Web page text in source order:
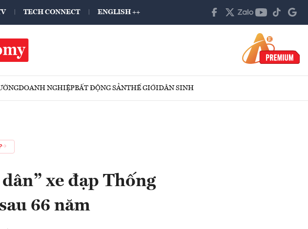
TECH CONNECT ENGLISH ++
DOANH NGHIỆPBẤT ĐỘNG SẢNTHẾ GIỚIDÂN SINH
xe đạp Thống
66 năm